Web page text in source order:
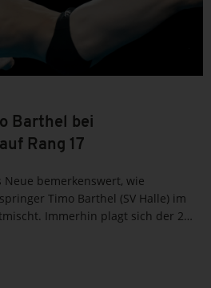
Barthel bei
Rang 17
bemerkenswert, wie
Timo Barthel (SV Halle) im
Immerhin plagt sich der 25-